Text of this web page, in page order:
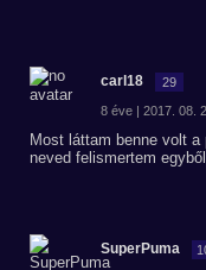
carl18 29
8 éve | 2017. 08.
Most láttam benne volt a
neved felismertem
SuperPuma